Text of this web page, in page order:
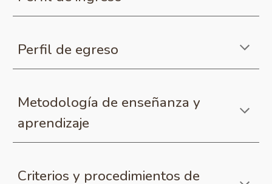
Perfil de egreso
Metodología de enseñanza y
aprendizaje
Criterios y procedimientos de